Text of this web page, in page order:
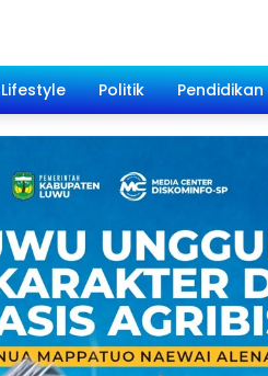
Lifestyle Politik Pendidikan